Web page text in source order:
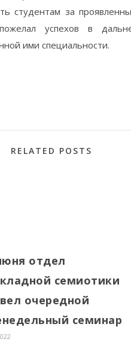
студентам за
пожелал успехов в
ими специальности.
RELATED POSTS
отдел
семиотики
очередной
семинар